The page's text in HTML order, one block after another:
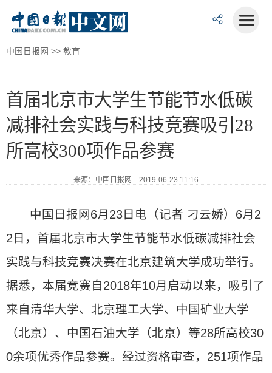
中国日报网 >> 教育
首届北京市大学生节能节水低碳
减排社会实践与科技竞赛吸引28
所高校300项作品参赛
来源：中国日报网 2019-06-23 11:16
中国日报网6月23日电（记者 刁云娇）6月2
2日，首届北京市大学生节能节水低碳减排社会
实践与科技竞赛决赛在北京建筑大学成功举行。
据悉，本届竞赛自2018年10月启动以来，吸引了
来自清华大学、北京理工大学、中国矿业大学
（北京）、中国石油大学（北京）等28所高校30
0余项优秀作品参赛。经过资格审查，251项作品